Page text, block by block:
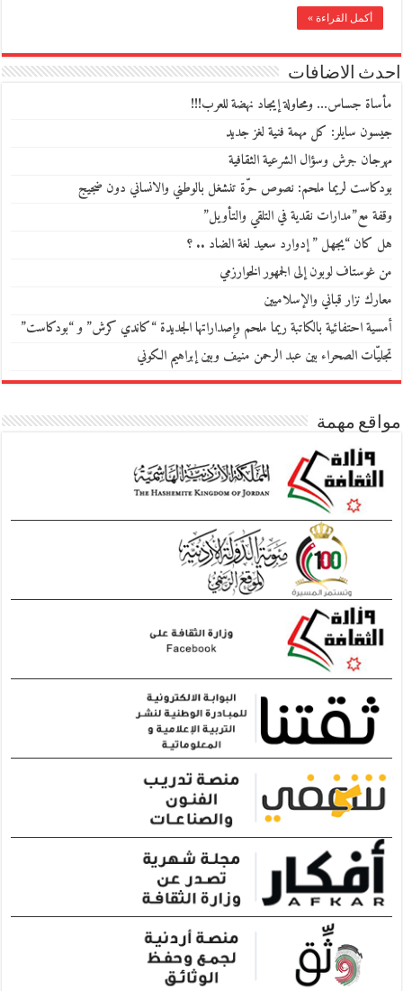
أكمل القراءة »
احدث الاضافات
مأساة جساس… ومحاولة إيجاد نهضة للعرب!!!
جيسون سايلر: كل مهمة فنية لغز جديد
مهرجان جرش وسؤال الشرعية الثقافية
بودكاست لريما ملحم: نصوص حرّة تنشغل بالوطني والانساني دون ضجيج
وقفة مع”مدارات نقدية في التلقي والتأويل”
هل كان “يجهل ” إدوارد سعيد لغة الضاد .. ؟
من غوستاف لوبون إلى الجمهور الخوارزمي
معارك نزار قباني والإسلاميين
أمسية احتفائية بالكاتبة ريما ملحم وإصداراتها الجديدة “كاندي كرش” و “بودكاست”
تجليّات الصحراء بين عبد الرحمن منيف وبين إبراهيم الكوني
مواقع مهمة